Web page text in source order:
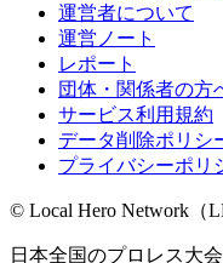
運営者について
運営ノート
レポート
団体・関係者の方
サービス利用規約
データ削除ポリシ
プライバシーポリ
© Local Hero Network（
日本全国のプロレス大